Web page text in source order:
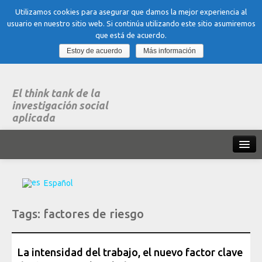
El think tank de la
investigación social
aplicada
Areas
de experiencia
Organización, Trabajo y Salud
Español
Tags: factores de riesgo
La intensidad del trabajo, el nuevo factor clave
Utilizamos cookies para asegurar que damos la mejor experiencia al
usuario en nuestro sitio web. Si continúa utilizando este sitio asumiremos
que está de acuerdo.
Estoy de acuerdo
Más información